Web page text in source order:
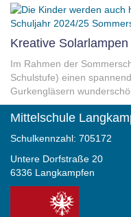
Schuljahr 2024/25
Kreative
Im Rahmen der
Schulstufe) einen
Gurkengläsern
Mittelschule
Schulkennzahl: 705172
Untere Dorfstraße 20
6336 Langkampfen